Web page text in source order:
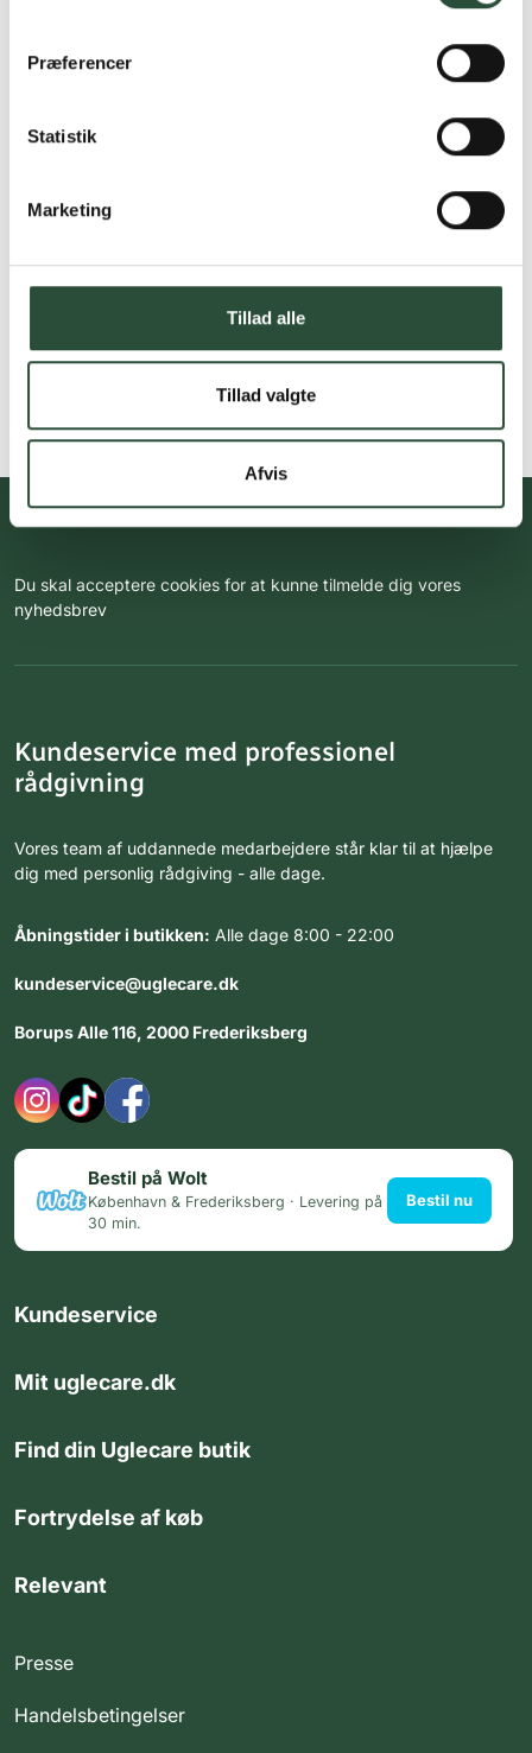
Præferencer
Statistik
Marketing
Tillad alle
Tillad valgte
Afvis
Du skal acceptere cookies for at kunne tilmelde dig vores
nyhedsbrev
Kundeservice med professionel
rådgivning
Vores team af uddannede medarbejdere står klar til at hjælpe
dig med personlig rådgiving - alle dage.
Åbningstider i butikken: Alle dage 8:00 - 22:00
kundeservice@uglecare.dk
Borups Alle 116, 2000 Frederiksberg
Bestil på Wolt
København & Frederiksberg · Levering på
30 min.
Bestil nu
Kundeservice
Mit uglecare.dk
Find din Uglecare butik
Fortrydelse af køb
Relevant
Presse
Handelsbetingelser